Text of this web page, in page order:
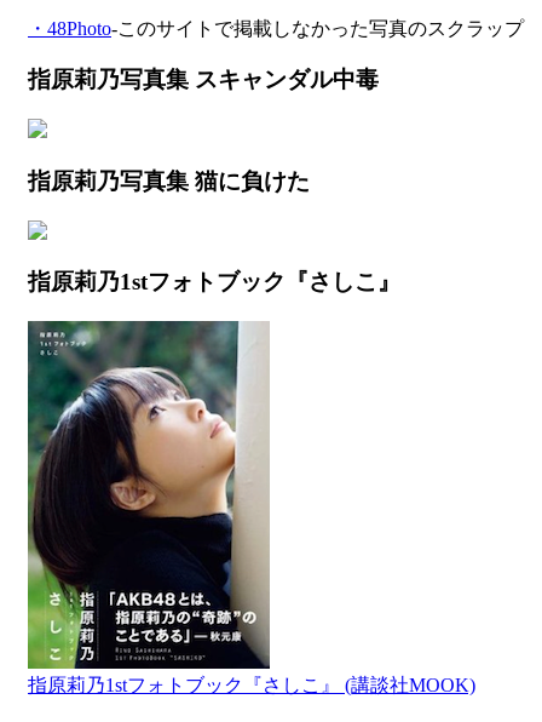
・48Photo-このサイトで掲載しなかった写真のスクラップ
指原莉乃写真集 スキャンダル中毒
指原莉乃写真集 猫に負けた
指原莉乃1stフォトブック『さしこ』
指原莉乃1stフォトブック『さしこ』 (講談社MOOK)